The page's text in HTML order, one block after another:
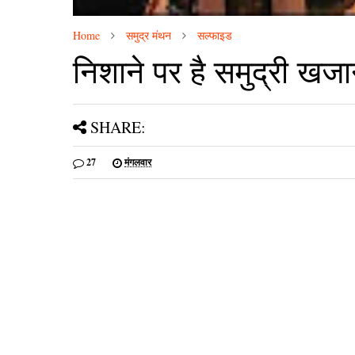
Home समुद्र मंथन सल्फाइड
निशाने पर है समुद्री
SHARE:
27 मंगलवार